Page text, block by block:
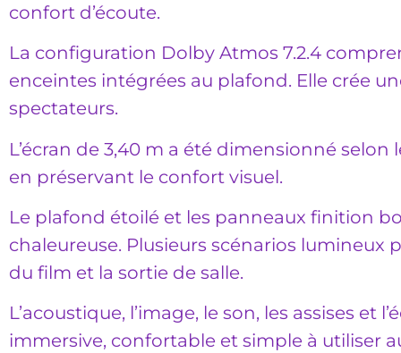
confort d’écoute.
La configuration Dolby Atmos 7.2.4
enceintes intégrées au plafond. Elle crée
spectateurs.
L’écran de 3,40 m a été dimensionné
en préservant le confort visuel.
Le plafond étoilé et les panneaux finition
chaleureuse. Plusieurs scénarios lumineux
du film et la sortie de salle.
L’acoustique, l’image, le son, les assises
immersive, confortable et simple à utiliser